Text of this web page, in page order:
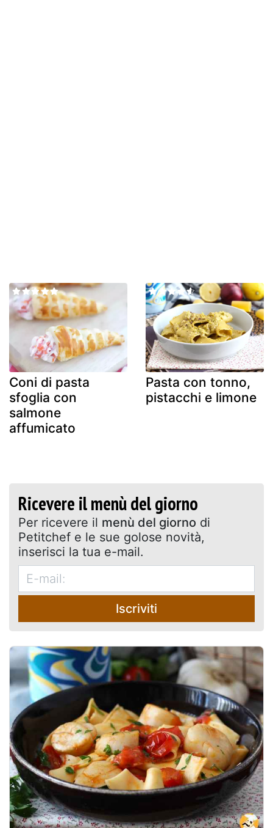
Coni di pasta
sfoglia con
salmone
affumicato
Pasta con tonno,
pistacchi e limone
Ricevere il menù del giorno
Per ricevere il menù del giorno di
Petitchef e le sue golose novità,
inserisci la tua e-mail.
Iscriviti